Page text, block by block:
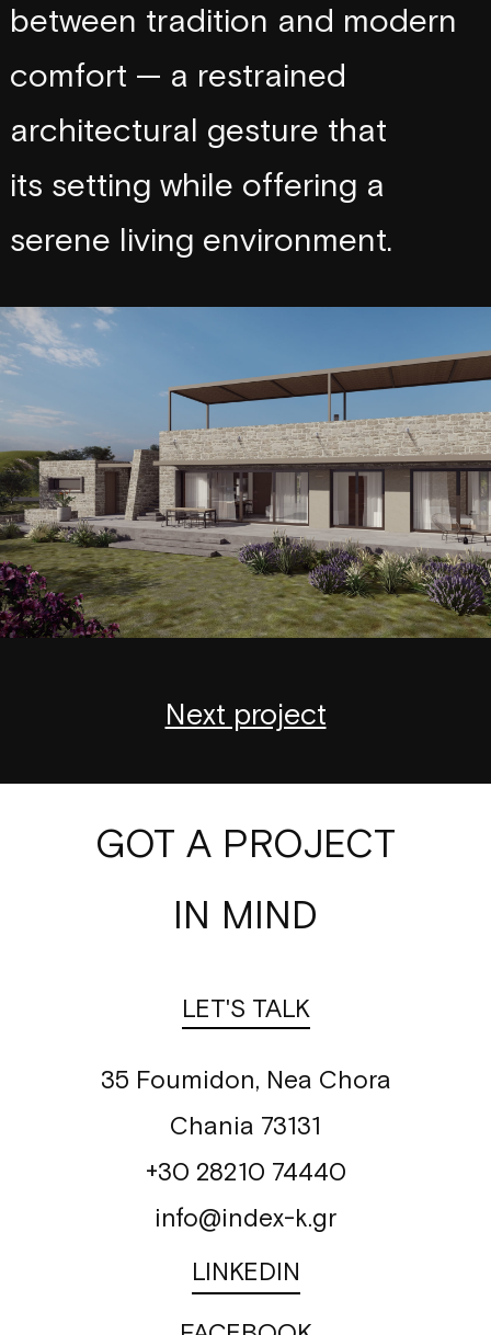
balance
between tradition and modern
comfort — a restrained
architectural gesture that
respect s
its setting while offering a
timel es s,
serene living environment.
Next project
GOT A PROJECT
IN MIND
LET'S TALK
35 Foumidon, Nea Chora
Chania 73131
+30 28210 74440
info@index-k.gr
LINKEDIN